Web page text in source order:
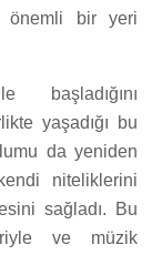
önemli bir yeri
başladığını
yaşadığı bu
da yeniden
niteliklerini
sağladı. Bu
ve müzik